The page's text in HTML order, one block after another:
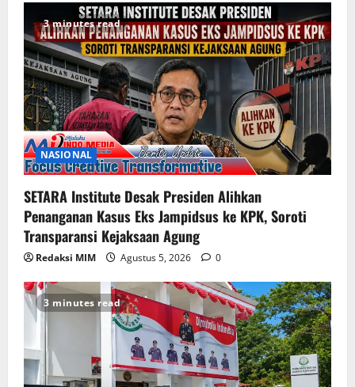
3 minutes read
NASIONAL
SETARA Institute Desak Presiden Alihkan
Penanganan Kasus Eks Jampidsus ke KPK, Soroti
Transparansi Kejaksaan Agung
Redaksi MIM Agustus 5, 2026 0
3 minutes read